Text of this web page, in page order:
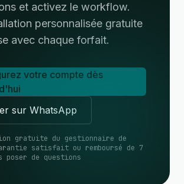
et activez le workflow.
personnalisée gratuite
avec chaque forfait.
votre compte dès
sur WhatsApp
gratuite du gestionnaire de
satisfait ou remboursé de 7
poser de questions